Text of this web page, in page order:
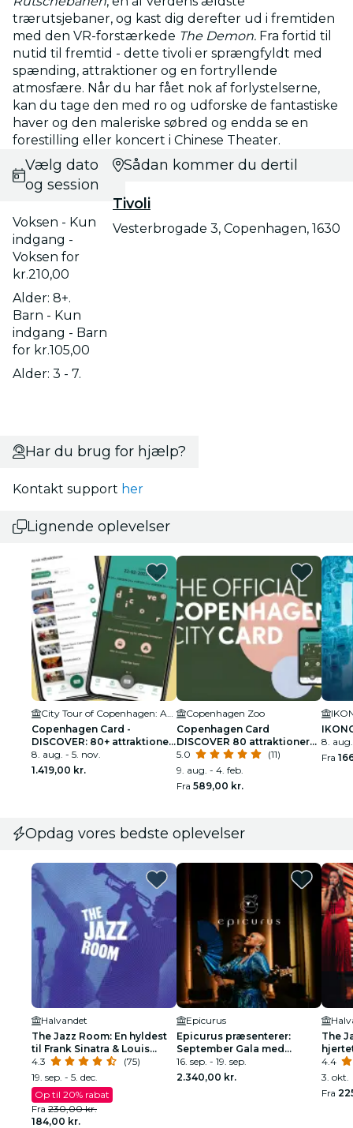
trærutsjebaner, og kast dig derefter ud i fremtiden
med den VR-forstærkede The Demon. Fra fortid til
nutid til fremtid - dette tivoli er sprængfyldt med
spænding, attraktioner og en fortryllende
atmosfære. Når du har fået nok af forlystelserne,
kan du tage den med ro og udforske de fantastiske
haver og den maleriske søbred og endda se en
forestilling eller koncert i Chinese Theater.
Vælg dato
og session
Voksen - Kun
indgang -
Voksen for
kr.210,00
Alder: 8+.
Barn - Kun
indgang - Barn
for kr.105,00
Alder: 3 - 7.
Sådan kommer du dertil
Tivoli
Vesterbrogade 3, Copenhagen, 1630
Har du brug for hjælp?
Kontakt support her
Lignende oplevelser
Copenhagen Card -
DISCOVER: 80+ attraktioner
inklusive Tivoli + transport
8. aug. - 5. nov.
1.419,00 kr.
Copenhagen Zoo
Copenhagen Card
DISCOVER 80 attraktioner
og offentlig transport
5.0
(11)
9. aug. - 4. feb.
Fra 589,00 kr.
8. aug.
Fra
Opdag vores bedste oplevelser
Halvandet
The Jazz Room: En hyldest
til Frank Sinatra & Louis
Armstrong
4.3
(75)
19. sep. - 5. dec.
Op til 20% rabat
Fra 230,00 kr.
184,00 kr.
Epicurus
Epicurus præsenterer:
September Gala med
Prince's Personal Chefs og
Vocalist
16. sep. - 19. sep.
2.340,00 kr.
The
4.4
3. okt.
Fra